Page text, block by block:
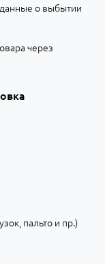
о выбытии
через
пальто и пр.)